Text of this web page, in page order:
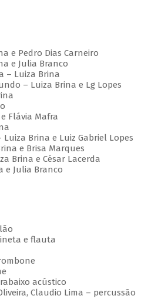
e Pedro Dias Carneiro
e Julia Branco
– Luiza Brina
– Luiza Brina e Lg Lopes
Flávia Mafra
Luiza Brina e Luiz Gabriel Lopes
e Brisa Marques
Brina e César Lacerda
e Julia Branco
e flauta
acústico
Claudio Lima – percussão